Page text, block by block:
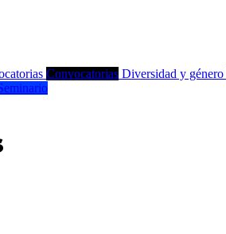
Convocatorias Diversidad y género